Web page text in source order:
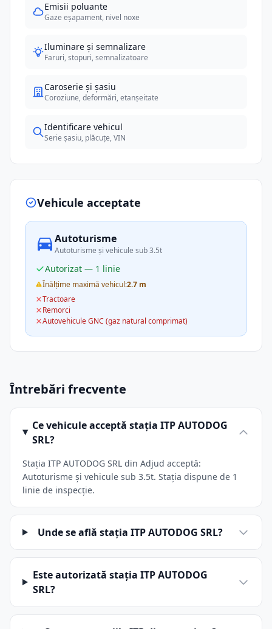
Emisii poluante
Gaze eșapament, nivel noxe
Iluminare și semnalizare
Faruri, stopuri, semnalizatoare
Caroserie și șasiu
Coroziune, deformări, etanșeitate
Identificare vehicul
Serie șasiu, plăcuțe, VIN
Vehicule acceptate
Autoturisme
Autoturisme și vehicule sub 3.5t
Autorizat — 1 linie
Înălțime maximă vehicul:2.7 m
Tractoare
Remorci
Autovehicule GNC (gaz natural comprimat)
Întrebări frecvente
Ce vehicule acceptă stația ITP AUTODOG
SRL?
Stația ITP AUTODOG SRL din Adjud acceptă:
Autoturisme și vehicule sub 3.5t. Stația dispune de 1
linie de inspecție.
Unde se află stația ITP AUTODOG SRL?
Este autorizată stația ITP AUTODOG
SRL?